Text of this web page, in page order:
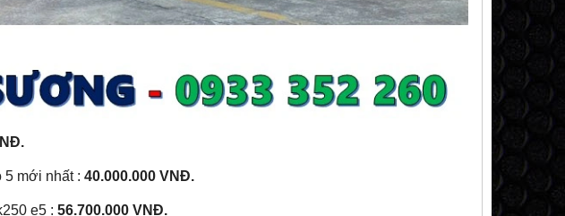
5 mới nhất : 40.000.000 VNĐ.
e5 : 56.700.000 VNĐ.